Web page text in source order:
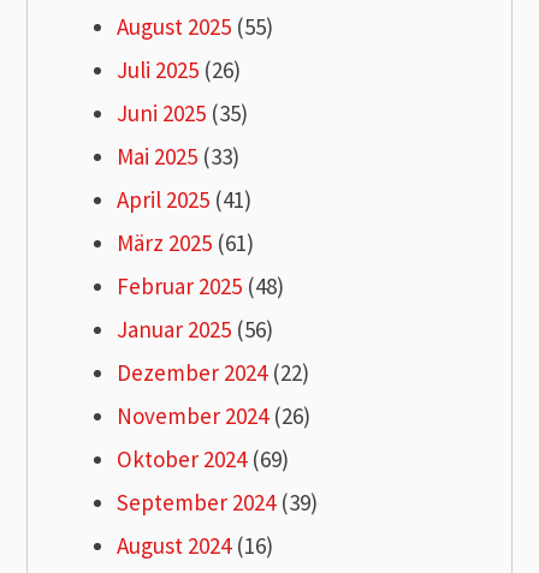
August 2025 (55)
Juli 2025 (26)
Juni 2025 (35)
Mai 2025 (33)
April 2025 (41)
März 2025 (61)
Februar 2025 (48)
Januar 2025 (56)
Dezember 2024(22)
November 2024(26)
Oktober 2024(69)
September 2024(39)
August 2024(16)